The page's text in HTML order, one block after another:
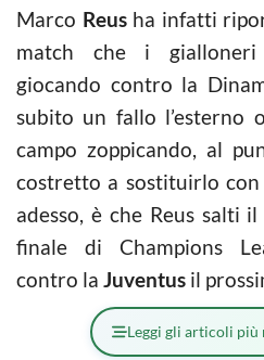
Marco Reusha infatti
match che i gialloneri
giocando contro la
subito un fallo l’esterno
campo zoppicando, al
costretto a sostituirlo
adesso, è che Reus salti
finale di Champions
contro la Juventus il
Leggi gli articoli più